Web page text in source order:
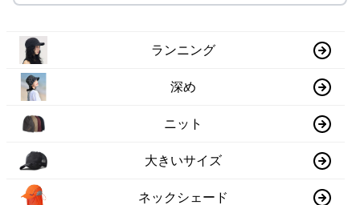
ランニング
深め
ニット
大きいサイズ
ネックシェード